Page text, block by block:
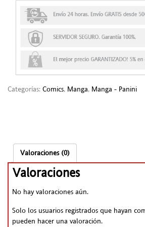
Categorías: Comics, Manga, Manga - Panini
Valoraciones (0)
Valoraciones
No hay valoraciones aún.
Solo los usuarios registrados que hayan
pueden hacer una valoración.